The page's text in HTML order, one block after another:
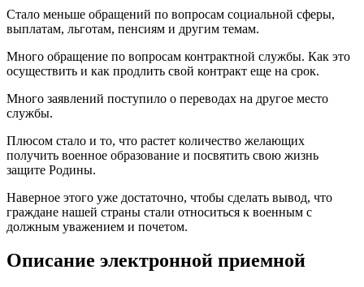
Стало меньше обращений по вопросам социальной сферы,
выплатам, льготам, пенсиям и другим темам.
Много обращение по вопросам контрактной службы. Как это
осуществить и как продлить свой контракт еще на срок.
Много заявлений поступило о переводах на другое место
службы.
Плюсом стало и то, что растет количество желающих
получить военное образование и посвятить свою жизнь
защите Родины.
Наверное этого уже достаточно, чтобы сделать вывод, что
граждане нашей страны стали относиться к военным с
должным уважением и почетом.
Описание электронной приемной